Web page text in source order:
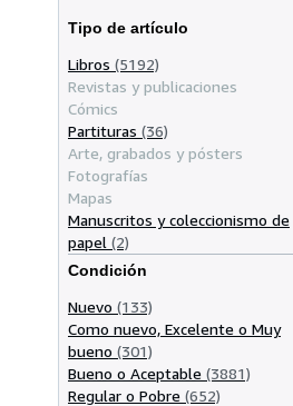
Tipo de artículo
Libros (5192)
Revistas y publicaciones
Cómics
Partituras (36)
Arte, grabados y pósters
Fotografías
Mapas
Manuscritos y coleccionismo de
papel (2)
Condición
Nuevo (133)
Como nuevo, Excelente o Muy
bueno (301)
Bueno o Aceptable (3881)
Regular o Pobre (652)